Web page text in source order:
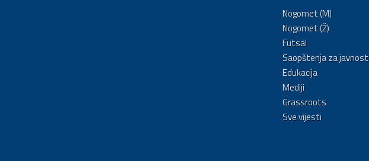
Nogomet (M)
Nogomet (Ž)
Futsal
Saopštenja za javnost
Edukacija
Mediji
Grassroots
Sve vijesti